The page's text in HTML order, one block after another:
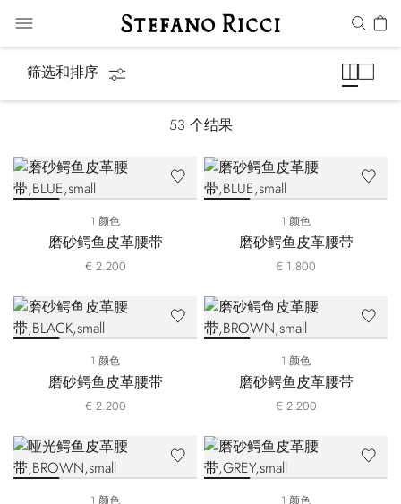
筛选和排序
53 个结果
1 颜色
磨砂鳄鱼皮革腰带
€ 2.200
1 颜色
磨砂鳄鱼皮革腰带
€ 1.800
1 颜色
磨砂鳄鱼皮革腰带
€ 2.200
1 颜色
磨砂鳄鱼皮革腰带
€ 2.200
1 颜色 1 颜色